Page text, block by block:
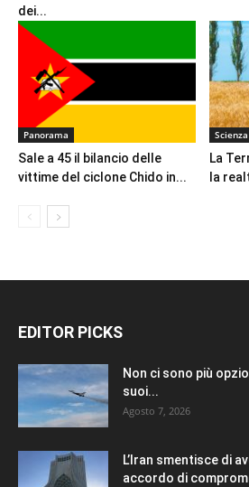
dei...
Panorama
Sale a 45 il bilancio delle
vittime del ciclone Chido in...
Scienza
La
la
EDITOR PICKS
Non ci sono più
suoi...
Agosto 7, 2026
L’Iran smentisce di
accordo di